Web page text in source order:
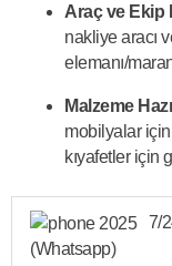
Araç ve Ekip
nakliye aracı
elemanı/
Malzeme
mobilyalar için
kıyafetler için
7/
(Whatsapp)